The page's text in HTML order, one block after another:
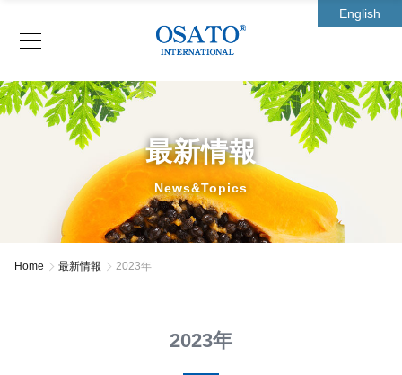
English
最新情報
News&Topics
Home 最新情報 2023年
2023年